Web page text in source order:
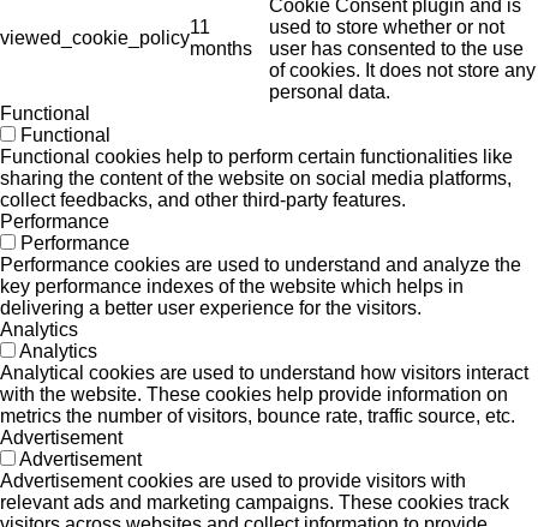
viewed_cookie_policy
11
months
Cookie Consent plugin and is
used to store whether or not
user has consented to the use
of cookies. It does not store any
personal data.
Functional
Functional
Functional cookies help to perform certain functionalities like
sharing the content of the website on social media platforms,
collect feedbacks, and other third-party features.
Performance
Performance
Performance cookies are used to understand and analyze the
key performance indexes of the website which helps in
delivering a better user experience for the visitors.
Analytics
Analytics
Analytical cookies are used to understand how visitors interact
with the website. These cookies help provide information on
metrics the number of visitors, bounce rate, traffic source, etc.
Advertisement
Advertisement
Advertisement cookies are used to provide visitors with
relevant ads and marketing campaigns. These cookies track